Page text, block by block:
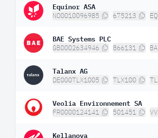
Equinor ASA
NO0010096985 675213
BAE Systems PLC
GB0002634946 866131
Talanx AG
DE000TLX1005 TLX100
Veolia Environnement SA
FR0000124141 501451
Kellanova